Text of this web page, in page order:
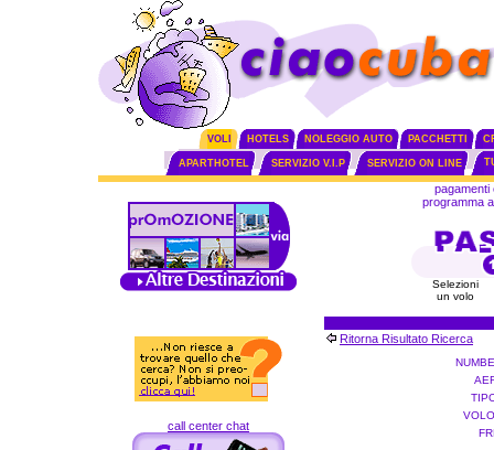
VOLI HOTELS NOLEGGIO AUTO PACCHETTI
APARTHOTEL SERVIZIO V.I.P SERVIZIO ON LINE
call center chat
pagamenti
programma
Selezioni
un volo
Ritorna Risultato Ricerca